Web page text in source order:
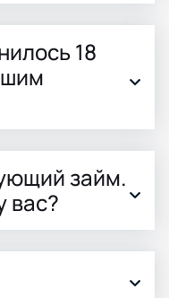
18
займ.
вас?